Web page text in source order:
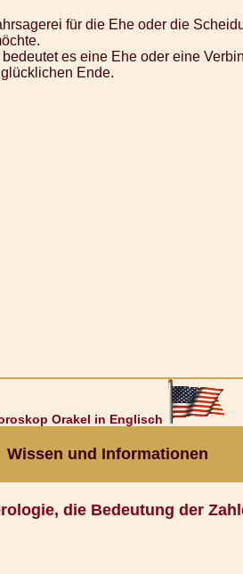
für die Ehe oder die
es eine Ehe oder eine
Ende.
Orakel in Englisch
Wissen und Informationen
die Bedeutung der